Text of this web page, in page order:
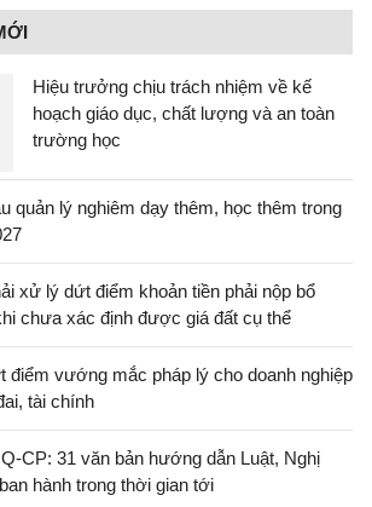
Hiệu trưởng chịu trách nhiệm về kế
hoạch giáo dục, chất lượng và an toàn
trường học
quản lý nghiêm dạy thêm, học thêm trong
xử lý dứt điểm khoản tiền phải nộp bổ
chưa xác định được giá đất cụ thể
điểm vướng mắc pháp lý cho doanh nghiệp
tài chính
CP: 31 văn bản hướng dẫn Luật, Nghị
hành trong thời gian tới